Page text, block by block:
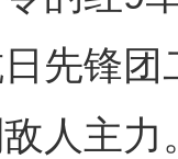
先锋
人主